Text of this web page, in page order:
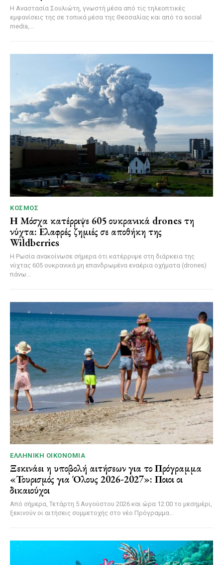
Η Αναστασία Σουλιώτη, γνωστή μέσα από τις τηλεοπτικές
εμφανίσεις της σε τοπικά μέσα της Θεσσαλίας και από τα social
media,...
ΚΌΣΜΟΣ
Η Μόσχα κατέρριψε 605 ουκρανικά drones τη
νύχτα: Ελαφρές ζημιές σε αποθήκη της
Wildberries
Η Ρωσία ανακοίνωσε σήμερα ότι κατέρριψε στη διάρκεια της
νύχτας 605 ουκρανικά μη επανδρωμένα εναέρια οχήματα (drones)
πάνω...
ΕΛΛΗΝΙΚΉ ΟΙΚΟΝΟΜΊΑ
Ξεκινάει η υποβολή αιτήσεων για το Πρόγραμμα
«Τουρισμός για Όλους 2026-2027»: Ποιοι οι
δικαιούχοι
Από σήμερα, Τετάρτη 5 Αυγούστου 2026 και ώρα 12:00 το μεσημέρι,
ξεκινούν οι αιτήσεις συμμετοχής στο νέο Πρόγραμμα...